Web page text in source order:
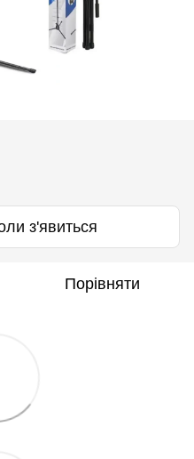
з'явиться
Порівняти